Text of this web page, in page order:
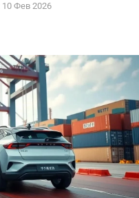
10 Фев 2026